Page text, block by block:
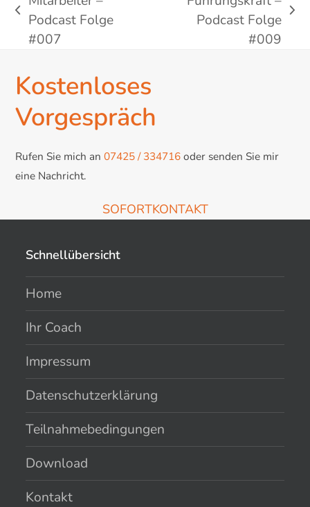
vorheriger
Beitrag:
Podcast Folge
#007
NächsterPodcast Folge
#009
Kostenloses
Vorgespräch
Rufen Sie mich an07425 / 334716oder senden Sie mir
eine Nachricht.
SOFORTKONTAKT
Schnellübersicht
Home
Ihr Coach
Impressum
Datenschutzerklärung
Teilnahmebedingungen
Download
Kontakt